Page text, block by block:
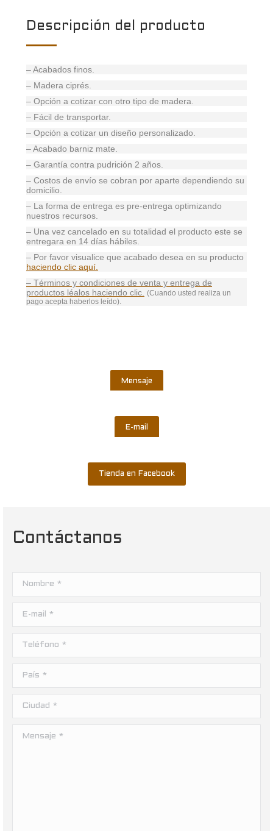
Descripción del producto
– Acabados finos.
– Madera ciprés.
– Opción a cotizar con otro tipo de madera.
– Fácil de transportar.
– Opción a cotizar un diseño personalizado.
– Acabado barniz mate.
– Garantía contra pudrición 2 años.
– Costos de envío se cobran por aparte dependiendo su
domicilio.
– La forma de entrega es pre-entrega optimizando
nuestros recursos.
– Una vez cancelado en su totalidad el producto este se
entregara en 14 días hábiles.
– Por favor visualice que acabado desea en su producto
haciendo clic aquí.
– Términos y condiciones de venta y entrega de
productos léalos haciendo clic. (Cuando usted realiza un
pago acepta haberlos leído).
Mensaje
E-mail
Tienda en Facebook
Contáctanos
Nombre *
E-mail *
Teléfono *
País *
Ciudad *
Mensaje *